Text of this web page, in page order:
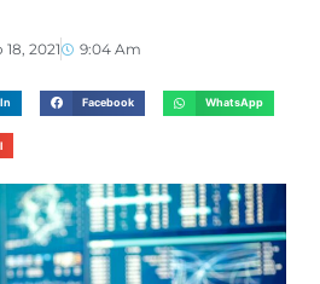
18, 2021 9:04 Am
Facebook WhatsApp